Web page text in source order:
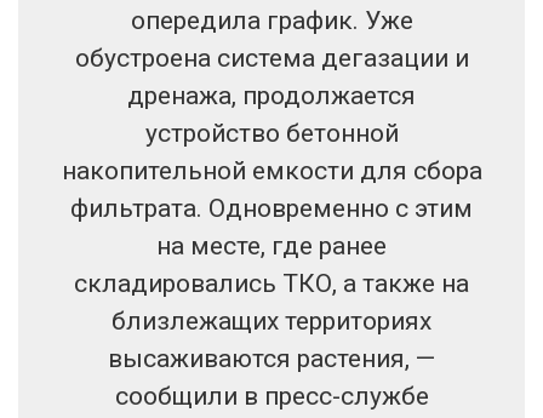
опередила график. Уже
обустроена система дегазации и
дренажа, продолжается
устройство бетонной
накопительной емкости для сбора
фильтрата. Одновременно с этим
на месте, где ранее
складировались ТКО, а также на
близлежащих территориях
высаживаются растения, —
сообщили в пресс-службе